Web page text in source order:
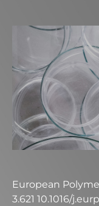
European
3.621 10.1016/